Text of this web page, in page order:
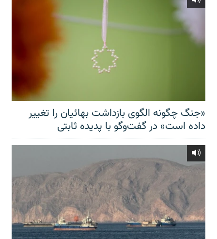
«جنگ چگونه الگوی بازداشت بهائیان را تغییر
داده است» در گفت‌وگو با پدیده ثابتی